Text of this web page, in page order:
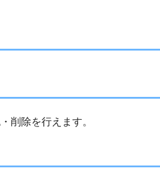
削除を行えます。